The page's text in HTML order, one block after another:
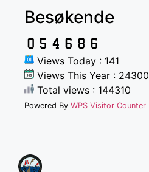
Besøkende
Views Today : 141
Views This Year : 24300
Total views : 144310
Powered By WPS Visitor Counter